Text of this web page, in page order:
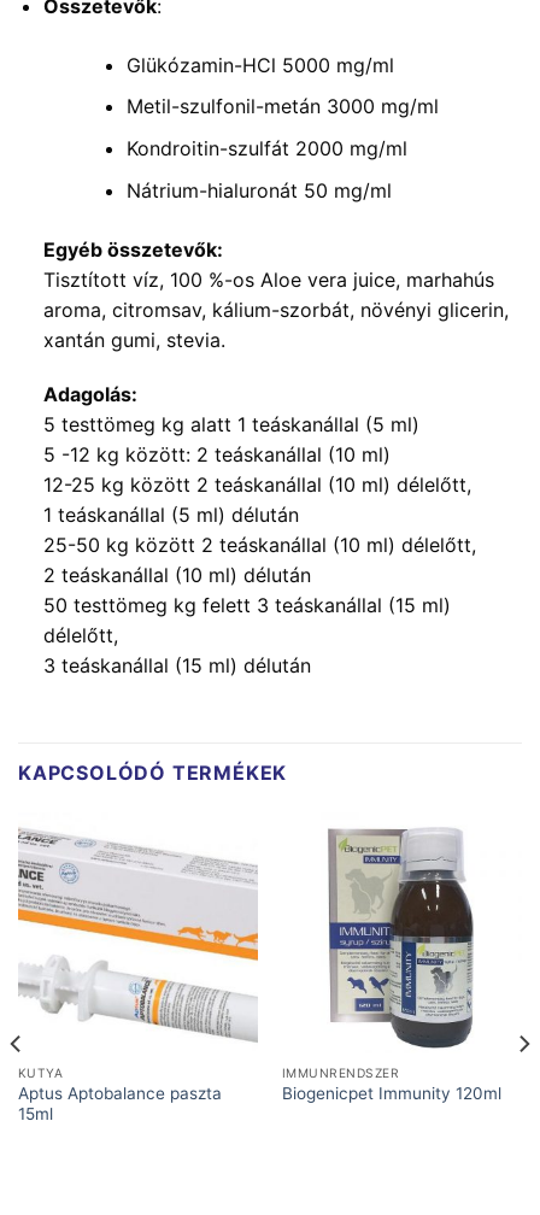
Összetevők:
Glükózamin-HCl 5000 mg/ml
Metil-szulfonil-metán 3000 mg/ml
Kondroitin-szulfát 2000 mg/ml
Nátrium-hialuronát 50 mg/ml
Egyéb összetevők:
Tisztított víz, 100 %-os Aloe vera juice, marhahús
aroma, citromsav, kálium-szorbát, növényi glicerin,
xantán gumi, stevia.​
Adagolás:
5 testtömeg kg alatt 1 teáskanállal (5 ml)
5 -12 kg között: 2 teáskanállal (10 ml)
12-25 kg között 2 teáskanállal (10 ml) délelőtt,
1 teáskanállal (5 ml) délután
25-50 kg között 2 teáskanállal (10 ml) délelőtt,
2 teáskanállal (10 ml) délután
50 testtömeg kg felett 3 teáskanállal (15 ml)
délelőtt,
3 teáskanállal (15 ml) délután
KAPCSOLÓDÓ TERMÉKEK
KUTYA
Aptus Aptobalance paszta
15ml
IMMUNRENDSZER
Biogenicpet Immunity 120ml